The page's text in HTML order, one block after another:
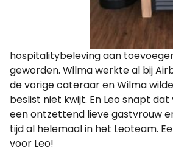
hospitalitybeleving aan
geworden. Wilma werkte al bij
de vorige cateraar en Wilma
beslist niet kwijt. En Leo snapt dat
een ontzettend lieve gastvrouw
tijd al helemaal in het Leoteam.
voor Leo!